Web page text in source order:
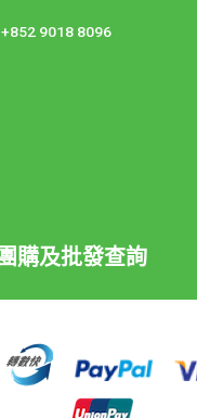
9018 8096
購及批發查詢